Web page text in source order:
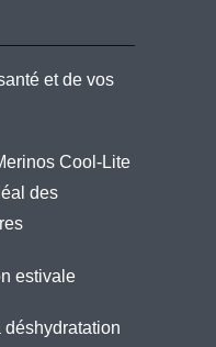
et de vos
Cool-Lite
des
estivale
déshydratation